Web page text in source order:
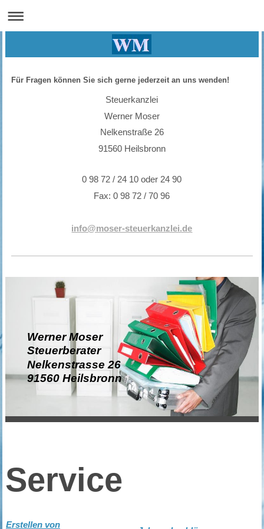
Für Fragen können Sie sich gerne jederzeit an uns wenden!
Steuerkanzlei
Werner Moser
Nelkenstraße 26
91560 Heilsbronn
0 98 72 / 24 10 oder 24 90
Fax: 0 98 72 / 70 96
info@moser-steuerkanzlei.de
Werner Moser
Steuerberater
Nelkenstrasse 26
91560 Heilsbronn
Service
Erstellen von